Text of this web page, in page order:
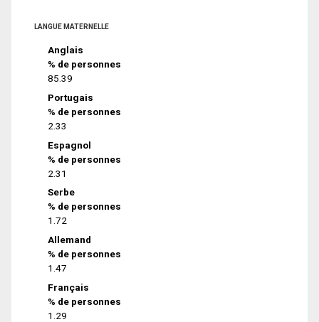
LANGUE MATERNELLE
Anglais
% de personnes
85.39
Portugais
% de personnes
2.33
Espagnol
% de personnes
2.31
Serbe
% de personnes
1.72
Allemand
% de personnes
1.47
Français
% de personnes
1.29